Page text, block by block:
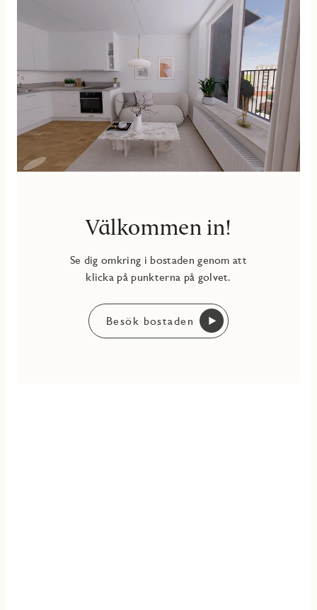
ägarlägenheter, en unik boendeform som kombinerar låg
månadsavgift med full äganderätt och frihet att själv
bestämma över ditt hem. Här bor du i den nya stadsdelen
Centrala Nacka, med närhet till vatten och pendelbåtar,
grönområden och Nacka Forum med shopping samt goda
kommunikationer in till stan.
Välkommen in!
Se dig omkring i bostaden genom att
klicka på punkterna på golvet.
Besök bostaden